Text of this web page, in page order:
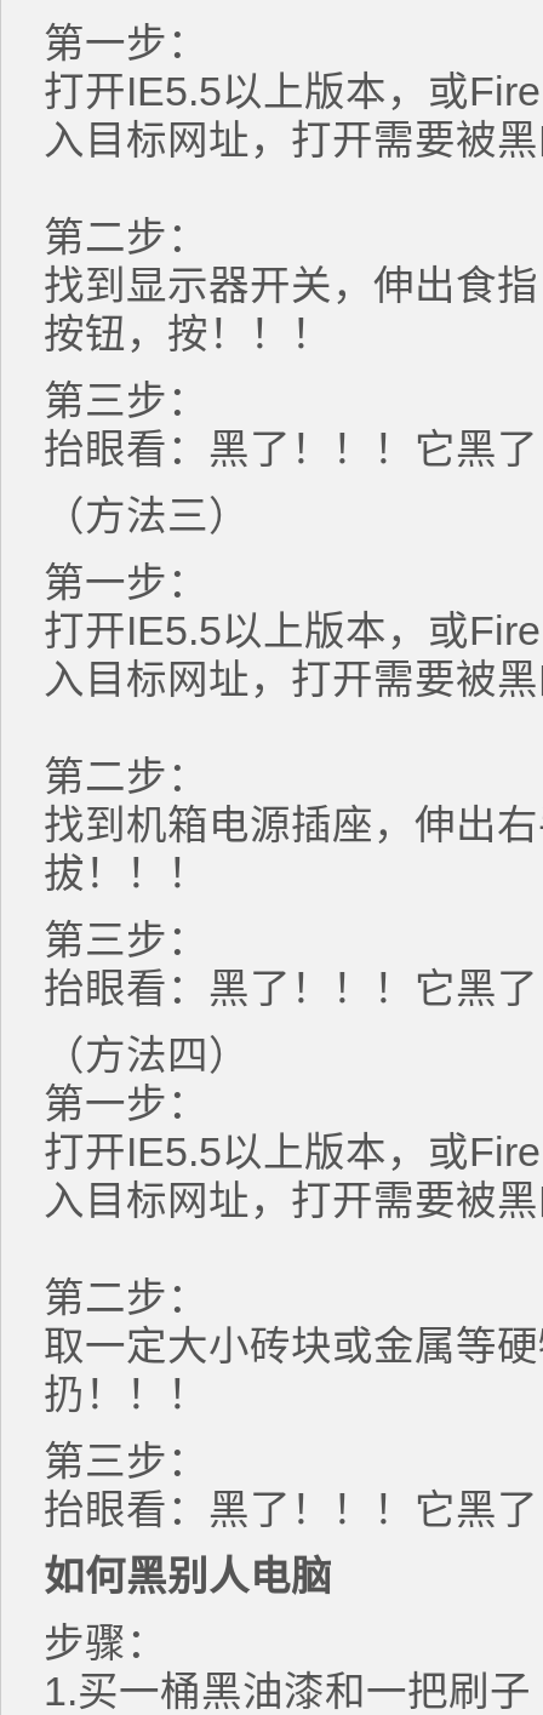
第一步：
打开IE5.5以上版本，或
入目标网址，打开需要
第二步：
找到显示器开关，伸出食
按钮，按！！！
第三步：
抬眼看：黑了！！！它黑
（方法三）
第一步：
打开IE5.5以上版本，或
入目标网址，打开需要
第二步：
找到机箱电源插座，伸出
拔！！！
第三步：
抬眼看：黑了！！！它黑
（方法四）
第一步：
打开IE5.5以上版本，或
入目标网址，打开需要
第二步：
取一定大小砖块或金属等
扔！！！
第三步：
抬眼看：黑了！！！它黑
如何黑别人电脑
步骤：
1.买一桶黑油漆和一把刷子